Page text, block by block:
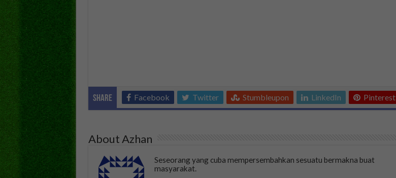
Share Facebook Twitter Stumbleupon LinkedIn Pinterest
About Azhan
Seseorang yang cuba mempersembahkan sesuatu bermakna buat
masyarakat.